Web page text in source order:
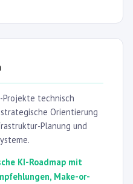
Projekte technisch
Orientierung
Planung und
KI-Roadmap mit
Make-or-